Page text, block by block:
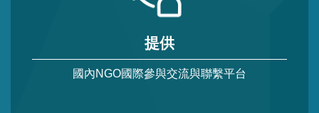
提供
國內NGO國際參與交流與聯繫平台